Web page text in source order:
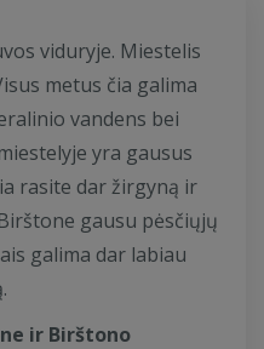
viduryje. Miestelis
metus čia galima
vandens bei
yra gausus
rasite dar žirgyną ir
gausu pėsčiųjų
galima dar labiau
ir Birštono